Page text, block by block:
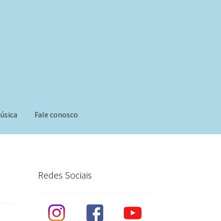
Fale conosco
Redes Sociais